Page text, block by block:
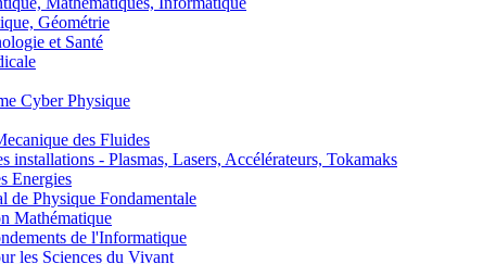
Géométrie
et Santé
Cyber Physique
des Fluides
- Plasmas, Lasers, Accélérateurs, Tokamaks
Energies
Physique Fondamentale
Mathématique
de l'Informatique
les Sciences du Vivant